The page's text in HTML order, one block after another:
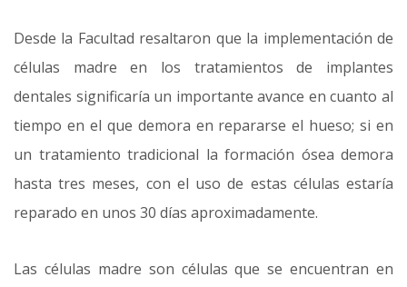
Desde la Facultad resaltaron que la implementación de
células madre en los tratamientos de implantes
dentales significaría un importante avance en cuanto al
tiempo en el que demora en repararse el hueso; si en
un tratamiento tradicional la formación ósea demora
hasta tres meses, con el uso de estas células estaría
reparado en unos 30 días aproximadamente.
Las células madre son células que se encuentran en